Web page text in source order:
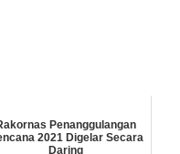
Penanggulangan
2021 Digelar Secara
Daring